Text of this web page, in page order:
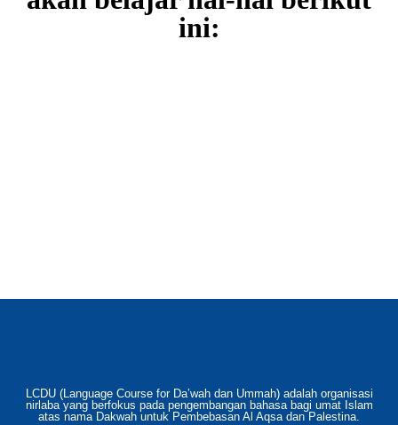
ini:
LCDU (Language Course for Da’wah dan Ummah) adalah organisasi
nirlaba yang berfokus pada pengembangan bahasa bagi umat Islam
atas nama Dakwah untuk Pembebasan Al Aqsa dan Palestina.